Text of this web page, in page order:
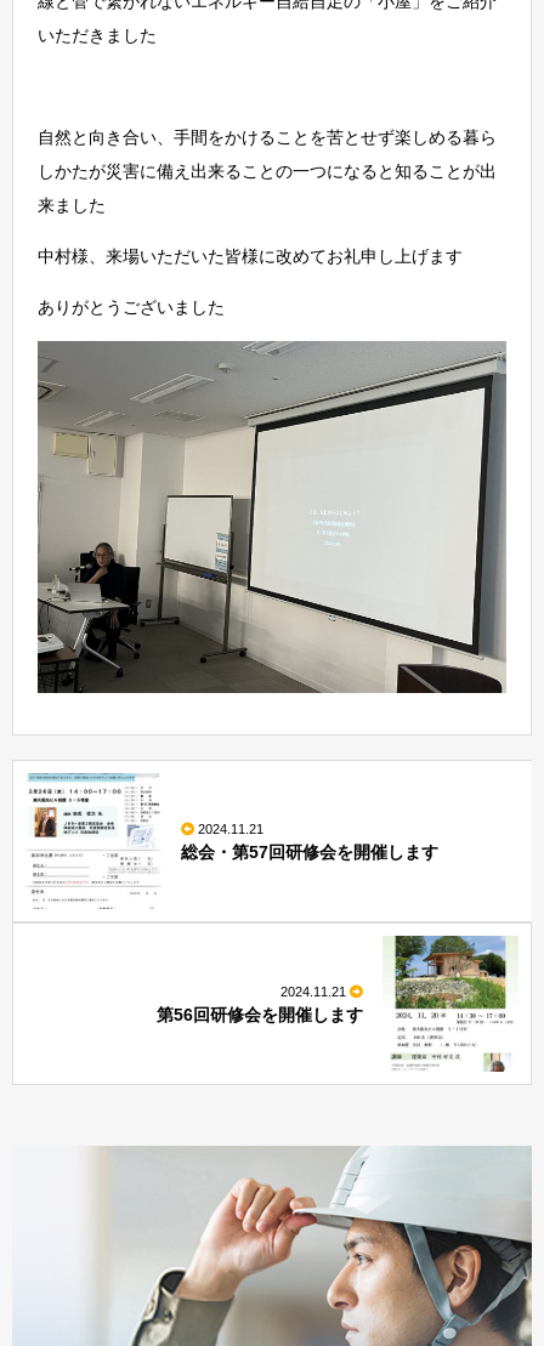
いただきました
自然と向き合い、手間をかけることを苦とせず楽しめる暮ら
しかたが災害に備え出来ることの一つになると知ることが出
来ました
中村様、来場いただいた皆様に改めてお礼申し上げます
ありがとうございました
2024.11.21
総会・第57回研修会を開催します
2024.11.21
第56回研修会を開催します